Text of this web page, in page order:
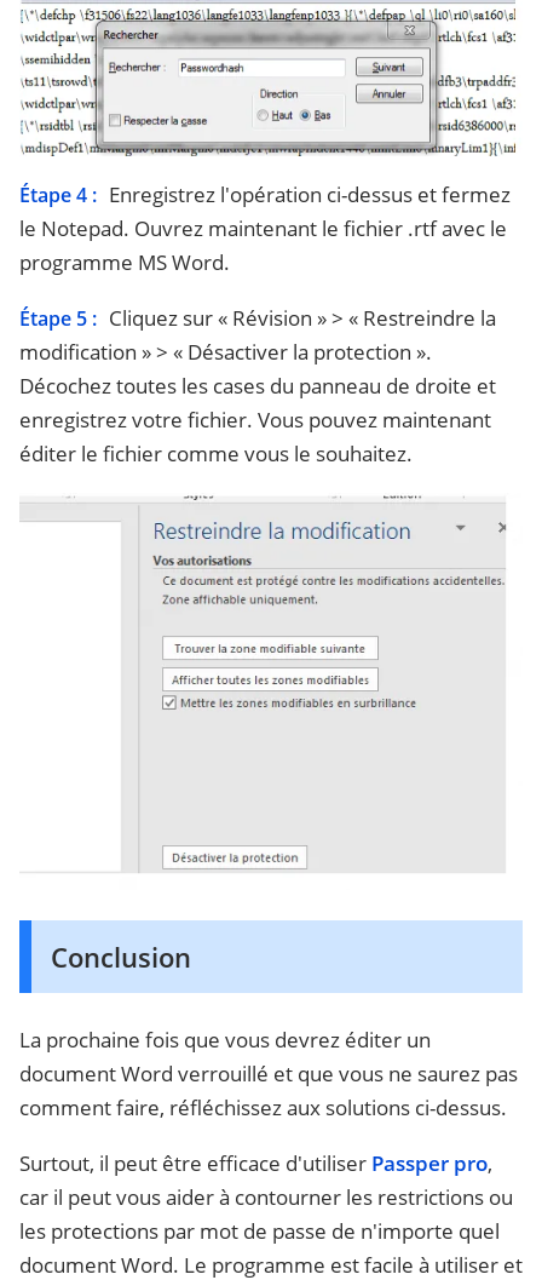
Étape 4 : Enregistrez l'opération ci-dessus et fermez
le Notepad. Ouvrez maintenant le fichier .rtf avec le
programme MS Word.
Étape 5 : Cliquez sur « Révision » > « Restreindre la
modification » > « Désactiver la protection ».
Décochez toutes les cases du panneau de droite et
enregistrez votre fichier. Vous pouvez maintenant
éditer le fichier comme vous le souhaitez.
Conclusion
La prochaine fois que vous devrez éditer un
document Word verrouillé et que vous ne saurez pas
comment faire, réfléchissez aux solutions ci-dessus.
Surtout, il peut être efficace d'utiliser Passper pro,
car il peut vous aider à contourner les restrictions ou
les protections par mot de passe de n'importe quel
document Word. Le programme est facile à utiliser et